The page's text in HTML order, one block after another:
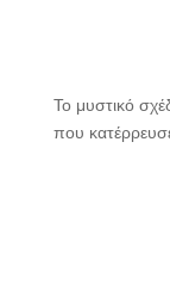
Το μυστικό
που